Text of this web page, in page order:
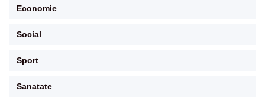
Economie
Social
Sport
Sanatate